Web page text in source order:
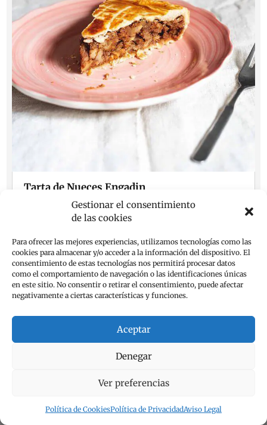
Gestionar el consentimiento
de las cookies
Para ofrecer las mejores experiencias, utilizamos tecnologías como las
cookies para almacenar y/o acceder a la información del dispositivo. El
consentimiento de estas tecnologías nos permitirá procesar datos
como el comportamiento de navegación o las identificaciones únicas
en este sitio. No consentir o retirar el consentimiento, puede afectar
negativamente a ciertas características y funciones.
Aceptar
Denegar
Ver preferencias
Política de CookiesPolítica de PrivacidadAviso Legal
Tarta de Nueces Engadin
Hoy me gustaría enseñarte un postre suizo realmente
requiere de grandes...
leer más